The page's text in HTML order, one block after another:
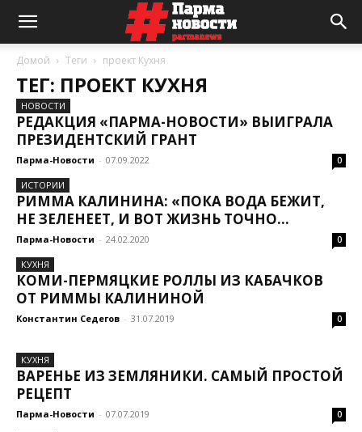
Домой Теги проект Кухня
ТЕГ: ПРОЕКТ КУХНЯ
НОВОСТИ
РЕДАКЦИЯ «ПАРМА-НОВОСТИ» ВЫИГРАЛА
ПРЕЗИДЕНТСКИЙ ГРАНТ
Парма-Новости - 07.09.2022 0
ИСТОРИИ
РИММА КАЛИНИНА: «ПОКА ВОДА БЕЖИТ,
НЕ ЗЕЛЕНЕЕТ, И ВОТ ЖИЗНЬ ТОЧНО...
Парма-Новости - 24.02.2020 0
КУХНЯ
КОМИ-ПЕРМЯЦКИЕ РОЛЛЫ ИЗ КАБАЧКОВ
ОТ РИММЫ КАЛИНИНОЙ
Константин Седегов - 31.07.2019 0
КУХНЯ
ВАРЕНЬЕ ИЗ ЗЕМЛЯНИКИ. САМЫЙ ПРОСТОЙ
РЕЦЕПТ
Парма-Новости - 07.07.2019 0